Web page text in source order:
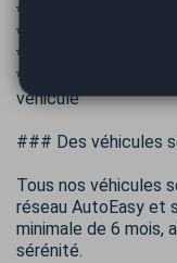
* Vente de véhicules
* Dépôt-vente
* Achat cash de
* Reprise de toutes
véhicule
### Des véhicules
Tous nos véhicules
réseau AutoEasy et
minimale de 6 mois,
sérénité.